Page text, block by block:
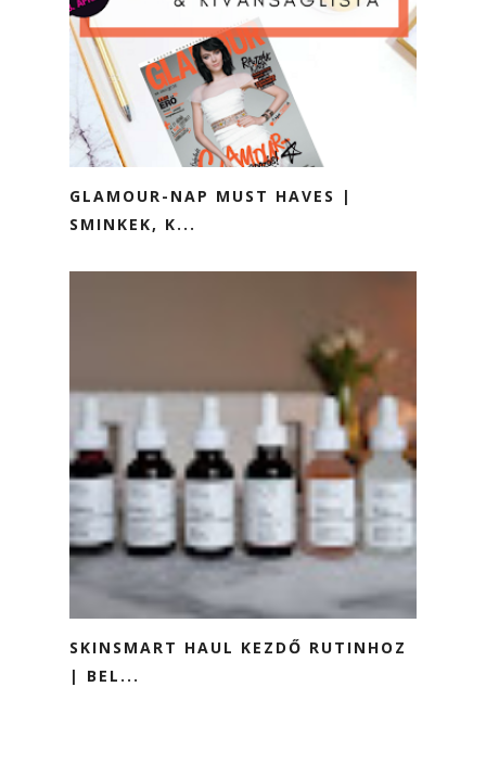
GLAMOUR-NAP MUST HAVES |
SMINKEK, K...
SKINSMART HAUL KEZDŐ RUTINHOZ
| BEL...